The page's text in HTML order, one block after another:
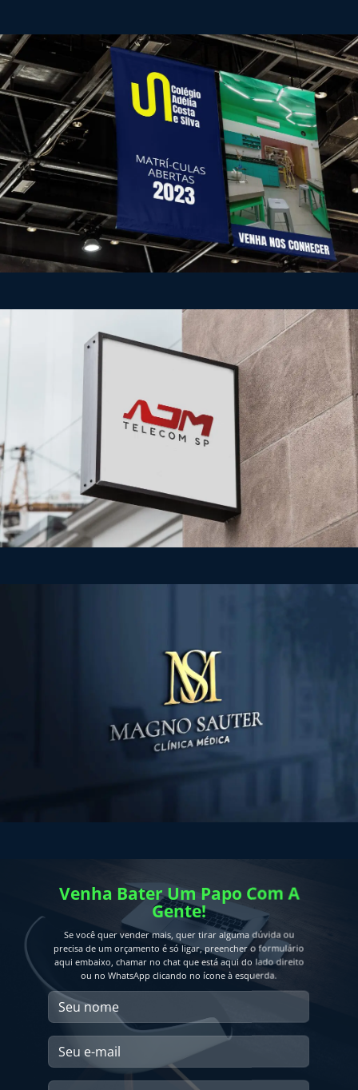
Venha Bater Um Papo Com A
Gente!
Se você quer vender mais, quer tirar alguma dúvida ou
precisa de um orçamento é só ligar, preencher o formulário
aqui embaixo, chamar no chat que está aqui do lado direito
ou no WhatsApp clicando no ícone à esquerda.